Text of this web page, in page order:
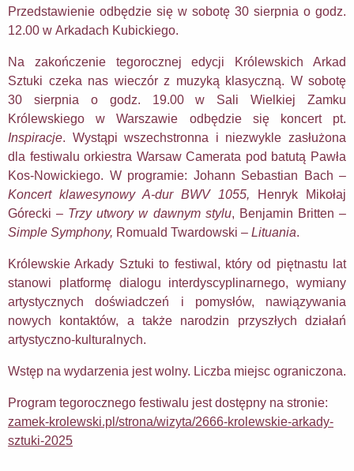
Przedstawienie odbędzie się w sobotę 30 sierpnia o godz.
12.00 w Arkadach Kubickiego.
Na zakończenie tegorocznej edycji Królewskich Arkad
Sztuki czeka nas wieczór z muzyką klasyczną. W sobotę
30 sierpnia o godz. 19.00 w Sali Wielkiej Zamku
Królewskiego w Warszawie odbędzie się koncert pt.
Inspiracje. Wystąpi wszechstronna i niezwykle zasłużona
dla festiwalu orkiestra Warsaw Camerata pod batutą Pawła
Kos-Nowickiego. W programie: Johann Sebastian Bach –
Koncert klawesynowy A-dur BWV 1055, Henryk Mikołaj
Górecki – Trzy utwory w dawnym stylu, Benjamin Britten –
Simple Symphony, Romuald Twardowski – Lituania.
Królewskie Arkady Sztuki to festiwal, który od piętnastu lat
stanowi platformę dialogu interdyscyplinarnego, wymiany
artystycznych doświadczeń i pomysłów, nawiązywania
nowych kontaktów, a także narodzin przyszłych działań
artystyczno-kulturalnych.
Wstęp na wydarzenia jest wolny. Liczba miejsc ograniczona.
Program tegorocznego festiwalu jest dostępny na stronie:
zamek-krolewski.pl/strona/wizyta/2666-krolewskie-arkady-
sztuki-2025